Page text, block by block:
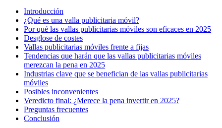
Introducción
¿Qué es una valla publicitaria móvil?
Por qué las vallas publicitarias móviles son eficaces en 2025
Desglose de costes
Vallas publicitarias móviles frente a fijas
Tendencias que harán que las vallas publicitarias móviles
merezcan la pena en 2025
Industrias clave que se benefician de las vallas publicitarias
móviles
Posibles inconvenientes
Veredicto final: ¿Merece la pena invertir en 2025?
Preguntas frecuentes
Conclusión